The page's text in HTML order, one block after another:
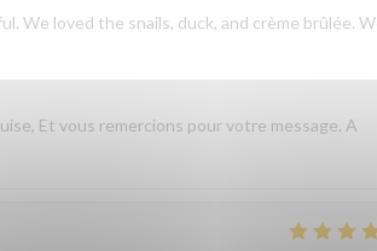
We loved the snails, duck, and crème brûlée.
Et vous remercions pour votre message. A